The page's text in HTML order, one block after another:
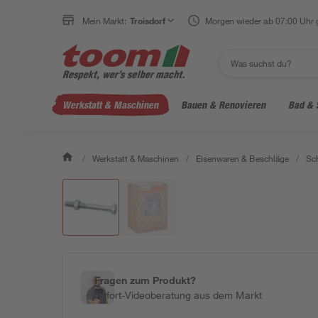
Mein Markt: Troisdorf Morgen wieder ab 07:00 Uhr
Werkstatt & Maschinen Bauen & Renovieren Bad &
/ Werkstatt & Maschinen / Eisenwaren & Beschläge /
Fragen zum Produkt?
Sofort-Videoberatung aus dem Markt